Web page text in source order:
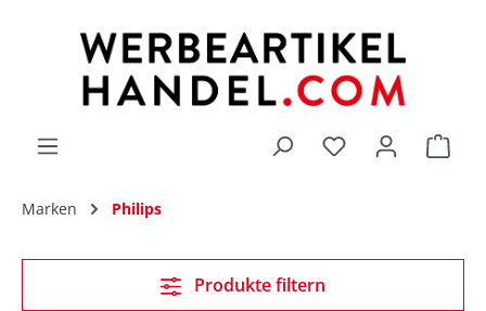
Du hast 0
Marken Philips
Produkte filtern